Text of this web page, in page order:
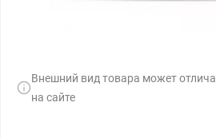
Внешний вид товара может
на сайте